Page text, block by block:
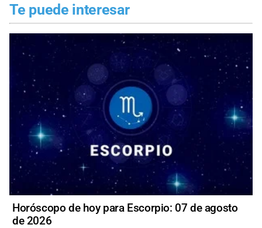
Te puede interesar
Horóscopo de hoy para Escorpio: 07 de agosto
de 2026